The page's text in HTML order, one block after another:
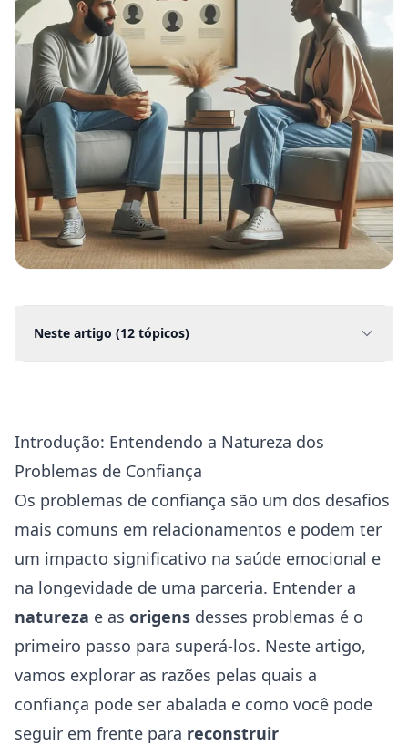
Neste artigo (12 tópicos)
Introdução: Entendendo a Natureza dos
Problemas de Confiança
Os problemas de confiança são um dos desafios
mais comuns em relacionamentos e podem ter
um impacto significativo na saúde emocional e
na longevidade de uma parceria. Entender a
natureza e as origens desses problemas é o
primeiro passo para superá-los. Neste artigo,
vamos explorar as razões pelas quais a
confiança pode ser abalada e como você pode
seguir em frente para reconstruir